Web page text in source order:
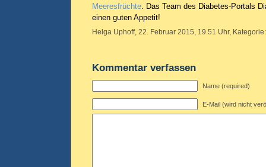
Meeresfrüchte. Das Team des Diabetes-Portals
einen guten Appetit!
Helga Uphoff, 22. Februar 2015, 19.51 Uhr,
Kommentar verfassen
Name (required)
E-Mail (wird nicht